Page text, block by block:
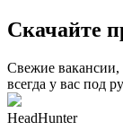
Скачайте
Свежие
всегда у вас под
HeadHunter